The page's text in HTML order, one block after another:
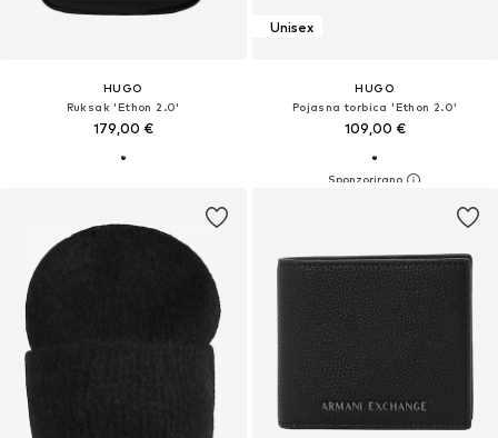
HUGO
Ruksak 'Ethon 2.0'
179,00 €
Unisex
HUGO
Pojasna torbica 'Ethon 2.0'
109,00 €